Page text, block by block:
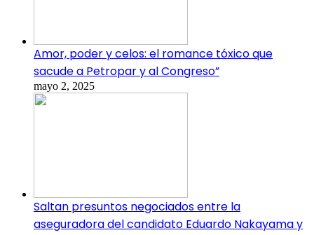
Amor, poder y celos: el romance tóxico que
sacude a Petropar y al Congreso”
mayo 2, 2025
Saltan presuntos negociados entre la
aseguradora del candidato Eduardo Nakayama y